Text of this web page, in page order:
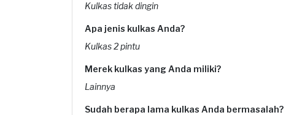
Kulkas tidak dingin
Apa jenis kulkas Anda?
Kulkas 2 pintu
Merek kulkas yang Anda miliki?
Lainnya
Sudah berapa lama kulkas Anda bermasalah?